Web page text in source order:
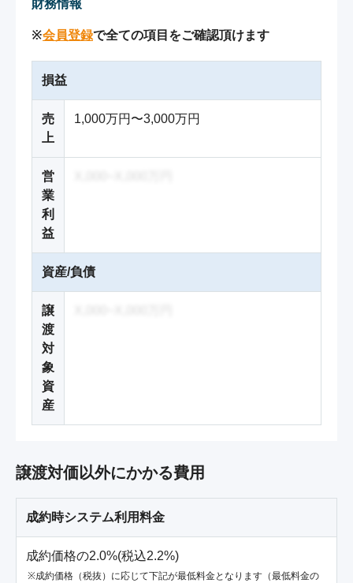
財務情報
※会員登録で全ての項目をご確認頂けます
損益
売
上
1,000万円〜3,000万円
営
業
利
益
資産/負債
譲
渡
対
象
資
産
譲渡対価以外にかかる費用
成約時システム利用料金
成約価格の2.0%(税込2.2%)
成約価格（税抜）に応じて下記が最低料金となります（最低料金の